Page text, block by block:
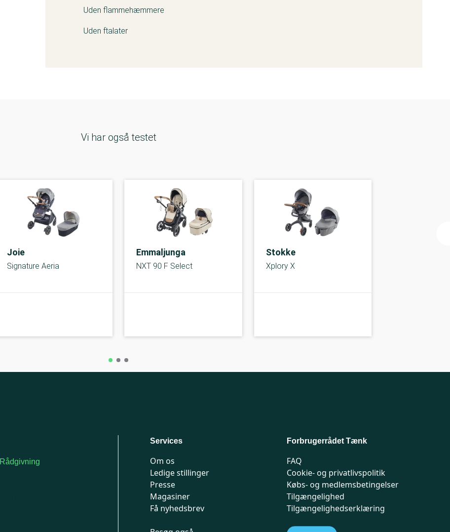
Uden flammehæmmere
Uden ftalater
Vi har også testet
Joie
Signature Aeria
Emmaljunga
NXT 90 F Select
Stokke
Xplory X
Rådgivning
Services
Om os
Ledige stillinger
Presse
Magasiner
Få nyhedsbrev
Forbrugerrådet Tænk
FAQ
Cookie- og privatlivspolitik
Købs- og medlemsbetingelser
Tilgængelighed
Tilgængelighedserklæring